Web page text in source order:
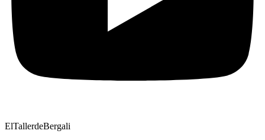
ElTallerdeBergali